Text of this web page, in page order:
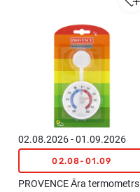
02.08.2026 - 01.09.2026
02.08-01.09
PROVENCE Āra termometrs